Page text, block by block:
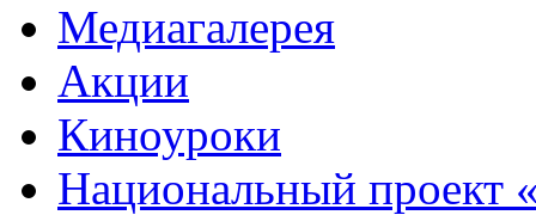
Медиагалерея
Акции
Киноуроки
Национальный проект